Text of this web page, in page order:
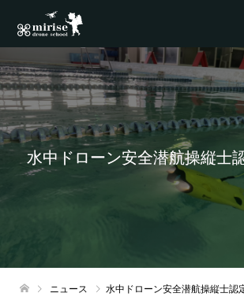
水中ドローン安全潜航操縦士
ニュース 水中ドローン安全潜航操縦士認